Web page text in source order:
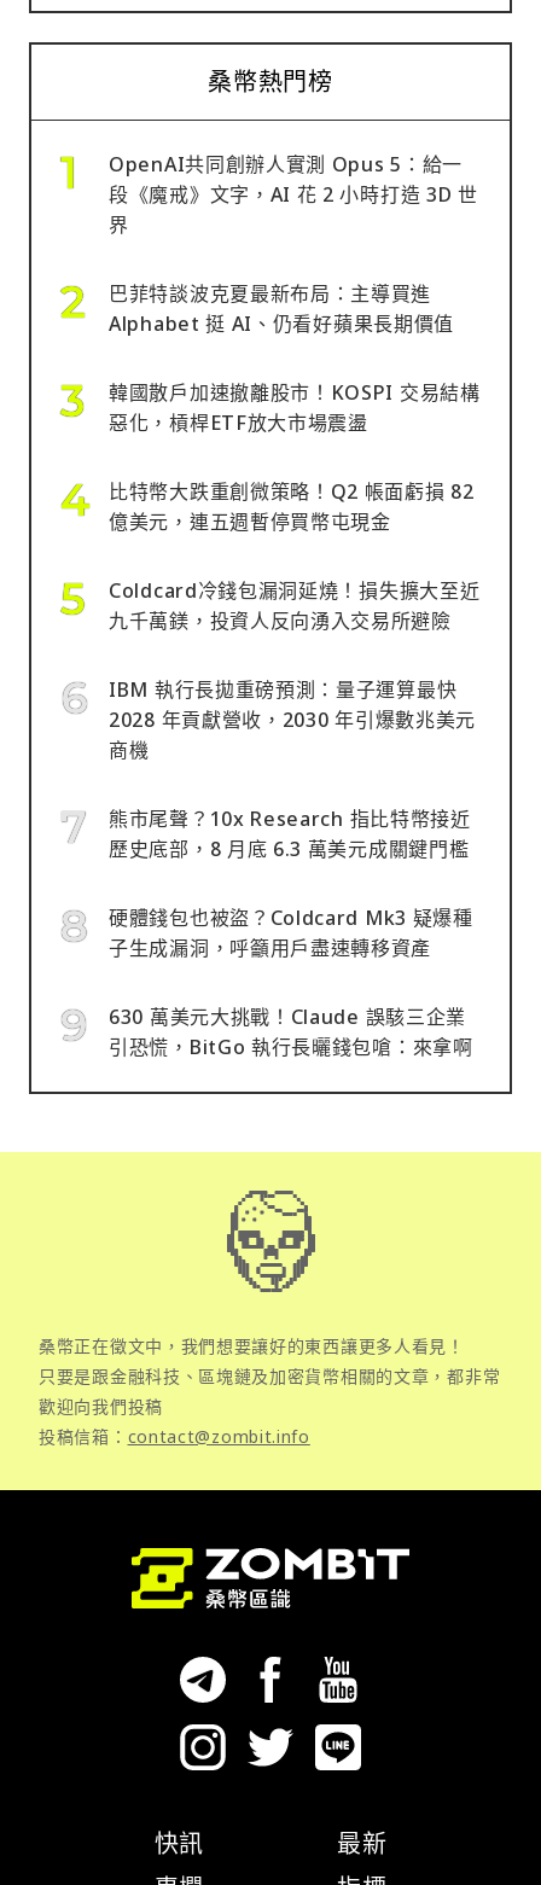
桑幣熱門榜
OpenAI共同創辦人實測 Opus 5：給一
段《魔戒》文字，AI 花 2 小時打造 3D 世
界
巴菲特談波克夏最新布局：主導買進
Alphabet 挺 AI、仍看好蘋果長期價值
韓國散戶加速撤離股市！KOSPI 交易結構
惡化，槓桿ETF放大市場震盪
比特幣大跌重創微策略！Q2 帳面虧損 82
億美元，連五週暫停買幣屯現金
Coldcard冷錢包漏洞延燒！損失擴大至近
九千萬鎂，投資人反向湧入交易所避險
IBM 執行長拋重磅預測：量子運算最快
2028 年貢獻營收，2030 年引爆數兆美元
商機
熊市尾聲？10x Research 指比特幣接近
歷史底部，8 月底 6.3 萬美元成關鍵門檻
硬體錢包也被盜？Coldcard Mk3 疑爆種
子生成漏洞，呼籲用戶盡速轉移資產
630 萬美元大挑戰！Claude 誤駭三企業
引恐慌，BitGo 執行長曬錢包嗆：來拿啊
桑幣正在徵文中，我們想要讓好的東西讓更多人看見！
只要是跟金融科技、區塊鏈及加密貨幣相關的文章，都非常
歡迎向我們投稿
投稿信箱： contact@zombit.info
快訊
最新